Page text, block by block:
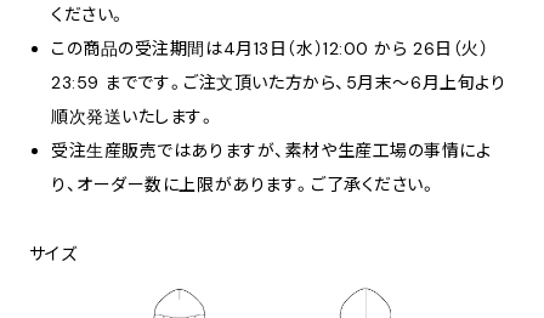
ください。
この商品の受注期間は4月13日（水）12:00 から 26日（火）
23:59 までです。ご注文頂いた方から、5月末〜6月上旬より
順次発送いたします。
受注生産販売ではありますが、素材や生産工場の事情によ
り、オーダー数に上限があります。ご了承ください。
サイズ